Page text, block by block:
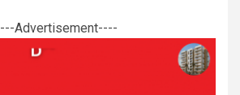
---Advertisement----